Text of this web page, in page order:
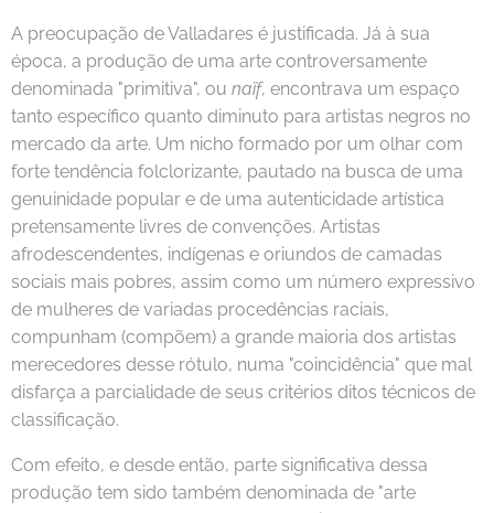
A preocupação de Valladares é justificada. Já à sua
época, a produção de uma arte controversamente
denominada "primitiva", ou naïf, encontrava um espaço
tanto específico quanto diminuto para artistas negros no
mercado da arte. Um nicho formado por um olhar com
forte tendência folclorizante, pautado na busca de uma
genuinidade popular e de uma autenticidade artística
pretensamente livres de convenções. Artistas
afrodescendentes, indígenas e oriundos de camadas
sociais mais pobres, assim como um número expressivo
de mulheres de variadas procedências raciais,
compunham (compõem) a grande maioria dos artistas
merecedores desse rótulo, numa "coincidência" que mal
disfarça a parcialidade de seus critérios ditos técnicos de
classificação.
Com efeito, e desde então, parte significativa dessa
produção tem sido também denominada de "arte